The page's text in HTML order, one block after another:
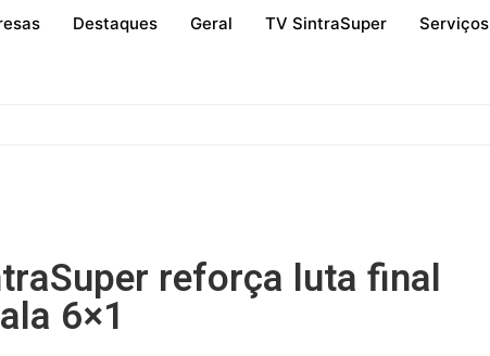
Destaques Geral TV SintraSuper Serviços
reforça luta final
6×1